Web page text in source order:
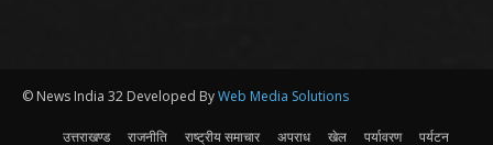
© News India 32 Developed ByWeb Media Solutions
उत्तराखण्ड राजनीति राष्ट्रीय समाचार अपराध खेल पर्यावरण पर्यटन